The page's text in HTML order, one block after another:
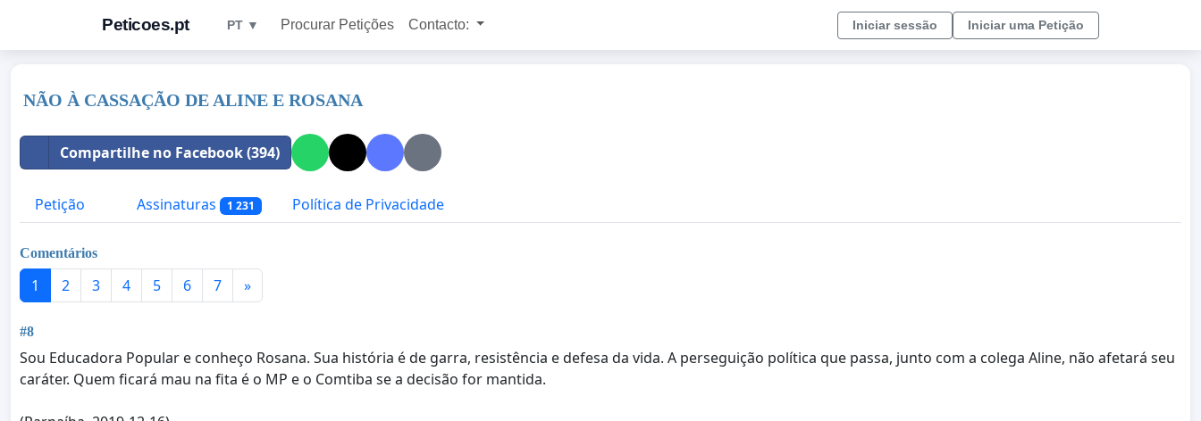
Peticoes.pt PT ▼ Procurar Petições Contacto: Iniciar sessão Iniciar uma Petição
NÃO À CASSAÇÃO DE ALINE E ROSANA
Compartilhe no Facebook (394)
Petição Assinaturas 1 231 Política de Privacidade
Comentários
1 2 3 4 5 6 7 »
#8
Sou Educadora Popular e conheço Rosana. Sua história é de garra, resistência e defesa da vida. A perseguição política que passa, junto com a colega Aline, não afetará seu
caráter. Quem ficará mau na fita é o MP e o Comtiba se a decisão for mantida.